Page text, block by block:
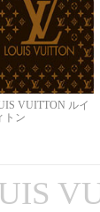
VUITTON ルイ
トン